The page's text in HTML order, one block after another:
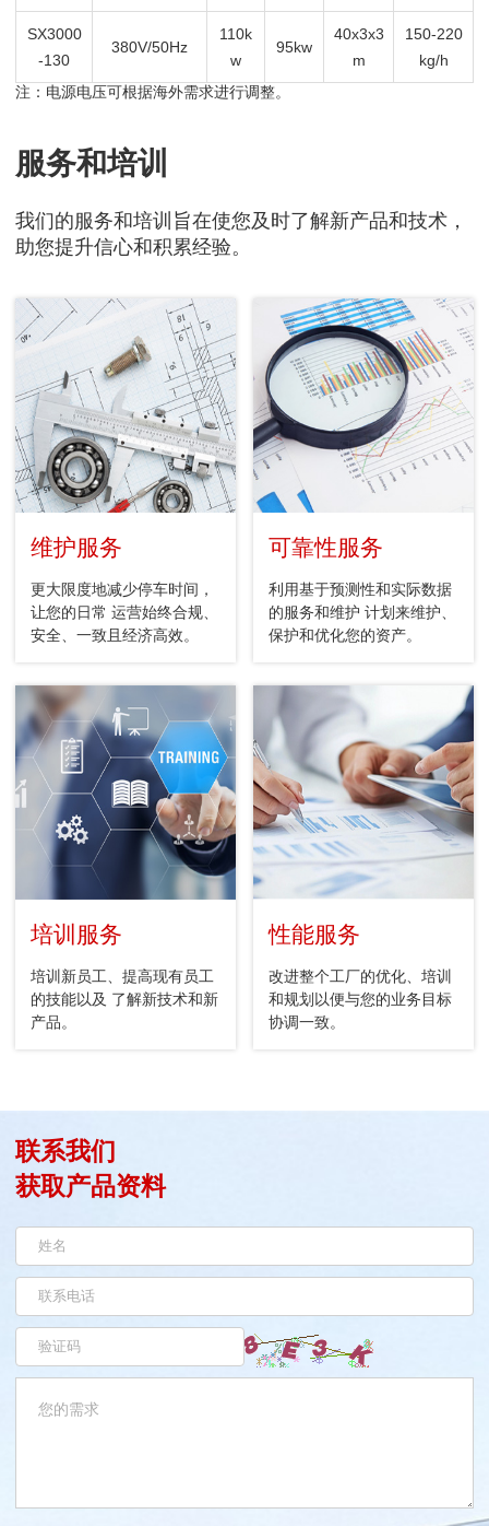
SX3000
-130
380V/50Hz
110k
w
95kw
40x3x3
m
150-220
kg/h
注：电源电压可根据海外需求进行调整。
服务和培训
我们的服务和培训旨在使您及时了解新产品和技术，
助您提升信心和积累经验。
维护服务
更大限度地减少停车时间，
让您的日常 运营始终合规、
安全、一致且经济高效。
可靠性服务
利用基于预测性和实际数据
的服务和维护 计划来维护、
保护和优化您的资产。
培训服务
培训新员工、提高现有员工
的技能以及 了解新技术和新
产品。
性能服务
改进整个工厂的优化、培训
和规划以便与您的业务目标
协调一致。
联系我们
获取产品资料